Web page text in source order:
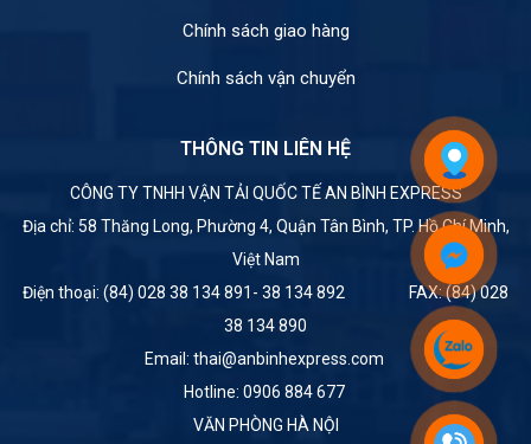
Chính sách giao hàng
Chính sách vận chuyển
THÔNG TIN LIÊN HỆ
CÔNG TY TNHH VẬN TẢI QUỐC TẾ AN BÌNH EXPRESS
Địa chỉ: 58 Thăng Long, Phường 4, Quận Tân Bình, TP. Hồ Chí Minh,
Việt Nam
Điện thoại: (84) 028 38 134 891- 38 134 892 FAX: (84) 028
38 134 890
Email: thai@anbinhexpress.com
Hotline: 0906 884 677
VĂN PHÒNG HÀ NỘI